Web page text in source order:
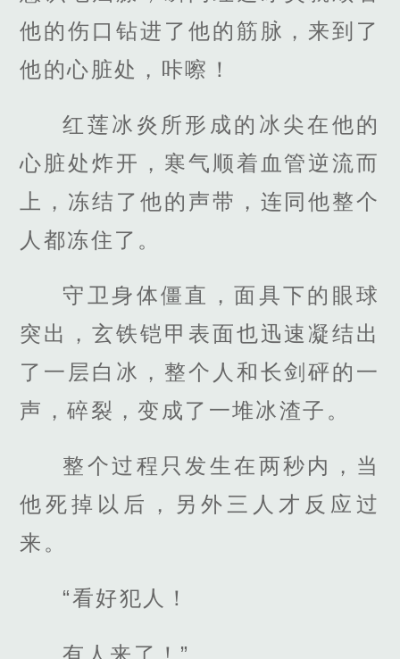
他的伤口钻进了他的筋脉，来到了
他的心脏处，咔嚓！
红莲冰炎所形成的冰尖在他的
心脏处炸开，寒气顺着血管逆流而
上，冻结了他的声带，连同他整个
人都冻住了。
守卫身体僵直，面具下的眼球
突出，玄铁铠甲表面也迅速凝结出
了一层白冰，整个人和长剑砰的一
声，碎裂，变成了一堆冰渣子。
整个过程只发生在两秒内，当
他死掉以后，另外三人才反应过
来。
“看好犯人！
有人来了！”